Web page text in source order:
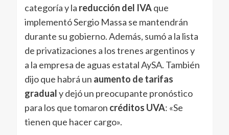
categoría y la reducción del IVAque
implementó Sergio Massa se mantendrán
durante su gobierno. Además, sumó a la lista
de privatizaciones a los trenes argentinos y
a la empresa de aguas estatal AySA. También
dijo que habrá un aumento de tarifas
gradualy dejó un preocupante pronóstico
para los que tomaron créditos UVA: «Se
tienen que hacer cargo».